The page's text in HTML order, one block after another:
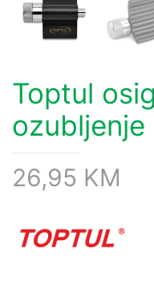
Toptul
ozubljenje
26,95 KM